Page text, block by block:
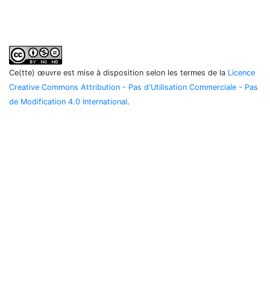
Ce(tte) œuvre est mise à disposition selon les termes de la Licence
Creative Commons Attribution - Pas d'Utilisation Commerciale - Pas
de Modification 4.0 International.